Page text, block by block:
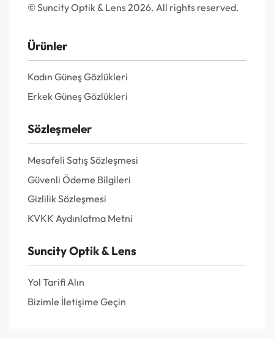
© Suncity Optik & Lens 2026. All rights reserved.
Ürünler
Kadın Güneş Gözlükleri
Erkek Güneş Gözlükleri
Sözleşmeler
Mesafeli Satış Sözleşmesi
Güvenli Ödeme Bilgileri
Gizlilik Sözleşmesi
KVKK Aydınlatma Metni
Suncity Optik & Lens
Yol Tarifi Alın
Bizimle İletişime Geçin